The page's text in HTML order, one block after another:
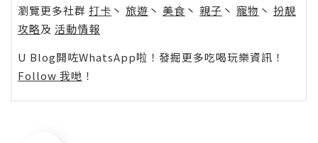
瀏覽更多社群 打卡 丶 旅遊 丶 美食 丶 親子 丶 寵物 丶 扮靚
攻略及 活動情報
U Blog開咗WhatsApp啦！發掘更多吃喝玩樂資訊！
Follow 我哋 ！